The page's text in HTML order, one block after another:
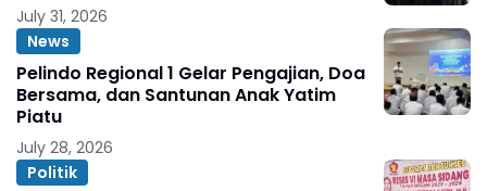
July 31, 2026
News
Pelindo Regional 1 Gelar Pengajian, Doa
Bersama, dan Santunan Anak Yatim
Piatu
July 28, 2026
Politik